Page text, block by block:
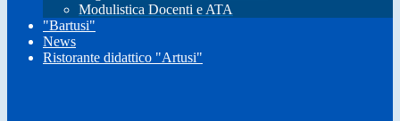
Modulistica Docenti e ATA
"Bartusi"
News
Ristorante didattico "Artusi"